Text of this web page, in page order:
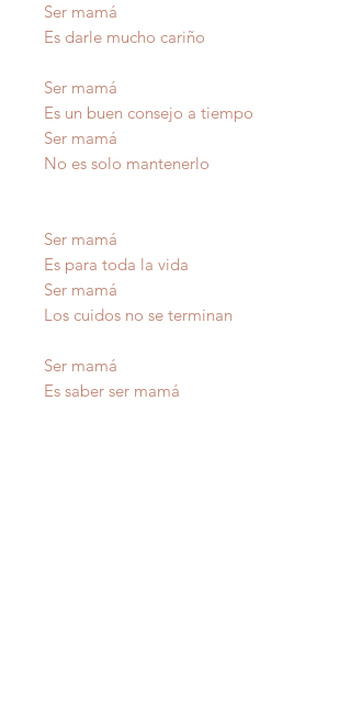
Ser mamá
Es darle mucho cariño
Ser mamá
Es un buen consejo a tiempo
Ser mamá
No es solo mantenerlo
Ser mamá
Es para toda la vida
Ser mamá
Los cuidos no se terminan
Ser mamá
Es saber ser mamá